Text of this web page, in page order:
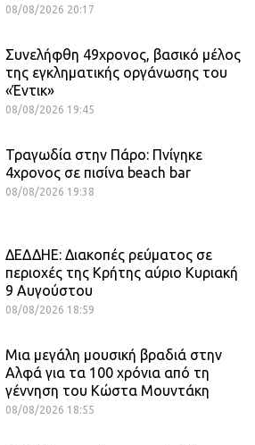
08/08/2026 20:17
Συνελήφθη 49χρονος, βασικό μέλος
της εγκληματικής οργάνωσης του
«Έντικ»
08/08/2026 19:45
Τραγωδία στην Πάρο: Πνίγηκε
4χρονος σε πισίνα beach bar
08/08/2026 19:38
ΔΕΔΔΗΕ: Διακοπές ρεύματος σε
περιοχές της Κρήτης αύριο Κυριακή
9 Αυγούστου
08/08/2026 18:59
Μια μεγάλη μουσική βραδιά στην
Αλφά για τα 100 χρόνια από τη
γέννηση του Κώστα Μουντάκη
08/08/2026 18:55